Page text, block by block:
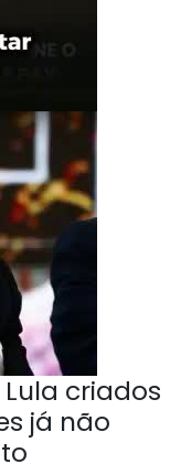
criados
já não